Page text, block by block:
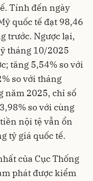
Tính đến ngày
quốc tế đạt 98,46
trước. Ngược lại,
tháng 10/2025
tăng 5,54% so với
so với tháng
năm 2025, chỉ số
so với cùng
nội tệ vẫn ổn
tỷ giá quốc tế.
của Cục Thống
phát được kiểm